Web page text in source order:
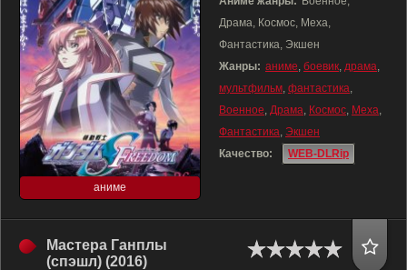
аниме
Драма, Космос, Меха,
Фантастика, Экшен
Жанры: аниме, боевик, драма,
мультфильм, фантастика,
Военное, Драма, Космос, Меха,
Фантастика, Экшен
Качество:
WEB-DLRip
Мастера Ганплы
(спэшл) (2016)